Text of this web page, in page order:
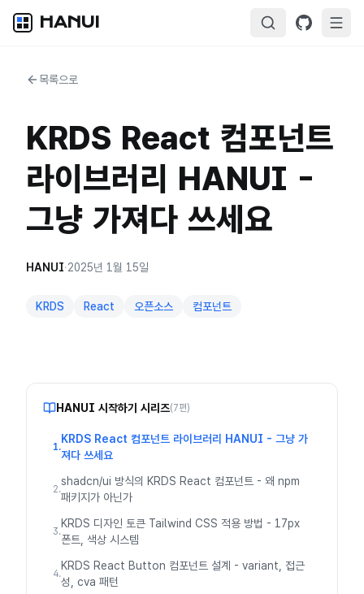
HANUI
목록으로
KRDS React 컴포넌트
라이브러리 HANUI -
그냥 가져다 쓰세요
HANUI·2025년 1월 15일
KRDS React 오픈소스 컴포넌트
HANUI 시작하기 시리즈(7편)
1.
KRDS React 컴포넌트 라이브러리 HANUI - 그냥 가
져다 쓰세요
2.
shadcn/ui 방식의 KRDS React 컴포넌트 - 왜 npm
패키지가 아닌가
3.
KRDS 디자인 토큰 Tailwind CSS 적용 방법 - 17px
폰트, 색상 시스템
4.
KRDS React Button 컴포넌트 설계 - variant, 접근
성, cva 패턴